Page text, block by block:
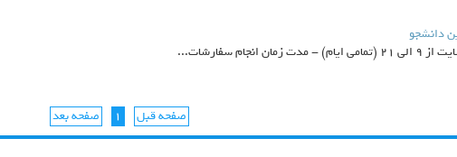
دانشجو
سفارشات...
صفحه قبل 1 صفحه بعد